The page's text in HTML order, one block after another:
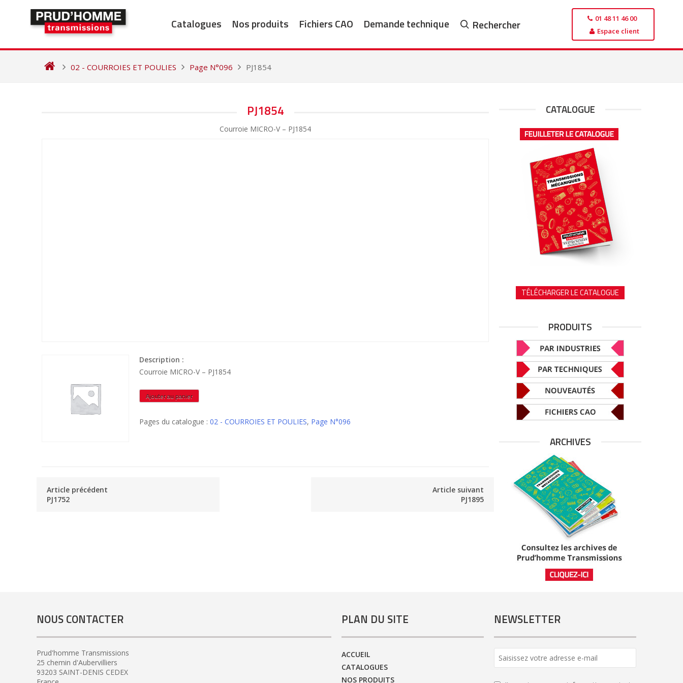
Catalogues Nos produits Fichiers CAO Demande technique Rechercher
01 48 11 46 00
Espace client
02 - COURROIES ET POULIES Page N°096 PJ1854
PJ1854
Courroie MICRO-V – PJ1854
Description :
Courroie MICRO-V – PJ1854
quantité
de
Ajouter au panier
Pages du catalogue : 02 - COURROIES ET POULIES, Page N°096
Article précédent
PJ1752
Article suivant
PJ1895
CATALOGUE
TÉLÉCHARGER LE CATALOGUE
PRODUITS
ARCHIVES
NOUS CONTACTER
Prud'homme Transmissions
25 chemin d'Aubervilliers
93203 SAINT-DENIS CEDEX
PLAN DU SITE
ACCUEIL
CATALOGUES
NOS PRODUITS
NEWSLETTER